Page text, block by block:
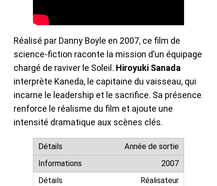
Réalisé par Danny Boyle en 2007, ce film de
science-fiction raconte la mission d’un équipage
chargé de raviver le Soleil. Hiroyuki Sanada
interprète Kaneda, le capitaine du vaisseau, qui
incarne le leadership et le sacrifice. Sa présence
renforce le réalisme du film et ajoute une
intensité dramatique aux scènes clés.
Année de sortie
2007
Réalisateur